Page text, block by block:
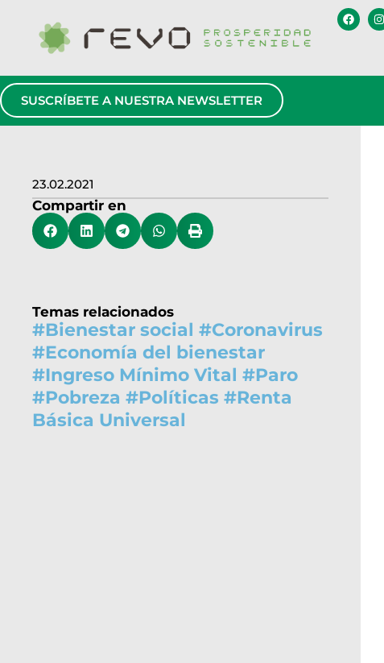
SUSCRÍBETE A NUESTRA NEWSLETTER
23.02.2021
Compartir en
Temas relacionados
#Bienestar social #Coronavirus
#Economía del bienestar
#Ingreso Mínimo Vital #Paro
#Pobreza #Políticas #Renta
Básica Universal